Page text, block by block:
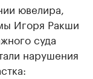
ювелира,
Игоря Ракши
суда
нарушения